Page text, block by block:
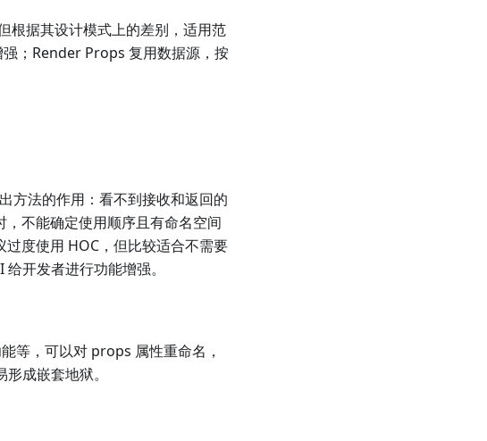
根据其设计模式上的差别，适用范
；Render Props 复用数据源，按
方法的作用：看不到接收和返回的
不能确定使用顺序且有命名空间
度使用 HOC，但比较适合不需要
开发者进行功能增强。
等，可以对 props 属性重命名，
成嵌套地狱。